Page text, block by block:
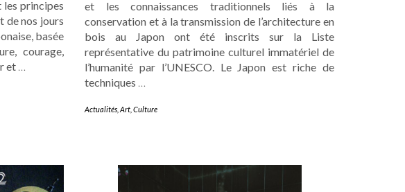
les principes
de nos jours
basée
courage,
et …
et les connaissances traditionnels liés à la
conservation et à la transmission de l’architecture en
bois au Japon ont été inscrits sur la Liste
représentative du patrimoine culturel immatériel de
l’humanité par l’UNESCO. Le Japon est riche de
techniques …
Actualités Art Culture